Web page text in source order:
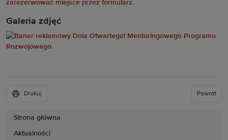
Strona główna
Aktualności
zarezerwować miejsce przez formularz.
Galeria zdjęć
Drukuj Powrót